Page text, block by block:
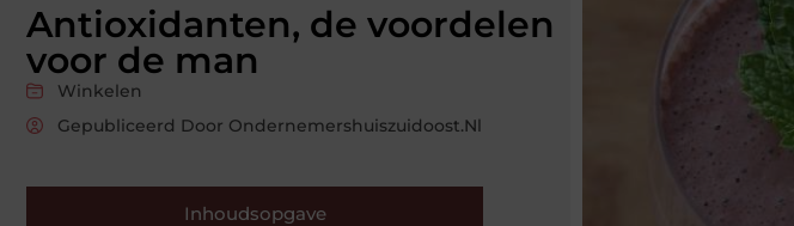
Antioxidanten, de voordelen
voor de man
Winkelen
Gepubliceerd Door Ondernemershuiszuidoost.nl
Inhoudsopgave